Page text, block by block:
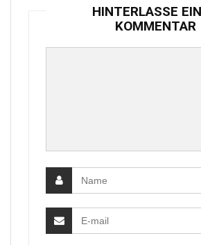
HINTERLASSE
KOMMENTAR